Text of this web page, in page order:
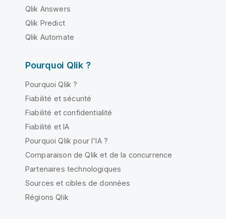
Qlik Answers
Qlik Predict
Qlik Automate
Pourquoi Qlik ?
Pourquoi Qlik ?
Fiabilité et sécurité
Fiabilité et confidentialité
Fiabilité et IA
Pourquoi Qlik pour l'IA ?
Comparaison de Qlik et de la concurrence
Partenaires technologiques
Sources et cibles de données
Régions Qlik